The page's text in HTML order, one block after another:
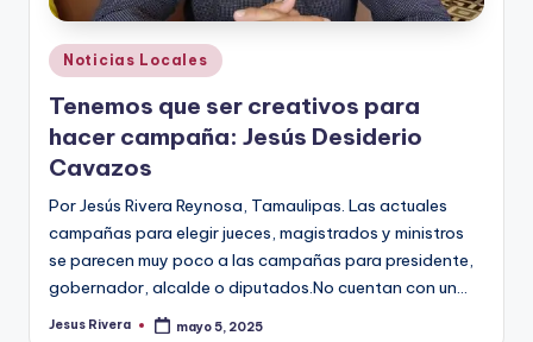
Publicado
en
Noticias Locales
Tenemos que ser creativos para
hacer campaña: Jesús Desiderio
Cavazos
Por Jesús Rivera Reynosa, Tamaulipas. Las actuales
campañas para elegir jueces, magistrados y ministros
se parecen muy poco a las campañas para presidente,
gobernador, alcalde o diputados.No cuentan con un…
Publicado
Jesus Rivera mayo 5, 2025